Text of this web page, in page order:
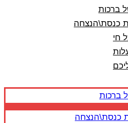
ברכות
כנסת\הנצחה
חי
ברכות
כנסת\הנצחה